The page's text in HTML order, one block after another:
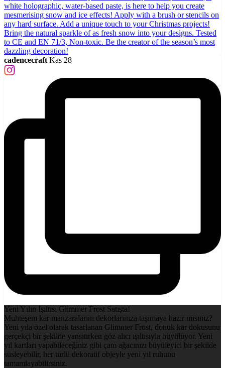
cadencecraft Kas 28
Yeni Yılın Işıltısı Glimmer Frost Satışta!
Muhteşem kar manzaralarını dekorlarınıza taşımaya hazır mısınız?
Yeni yıla özel olarak tasarlanan Glimmer Frost, donuk kar dokusunu
gerçekçi bir şekilde yansıtırken göz alıcı ışıltısıyla büyülüyor. Yeni
yıl kartları yapabileceğiniz gibi çam ağacınızı büyüleyici bir şekilde
süsleyebilir, her türlü dekoratif objeyle yeni yıl ruhunu
tamamlayabilirsiniz.